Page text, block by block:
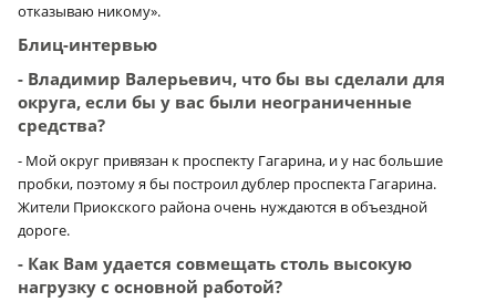
отказываю никому».
Блиц-интервью
- Владимир Валерьевич, что бы вы сделали для
округа, если бы у вас были неограниченные
средства?
- Мой округ привязан к проспекту Гагарина, и у нас большие
пробки, поэтому я бы построил дублер проспекта Гагарина.
Жители Приокского района очень нуждаются в объездной
дороге.
- Как Вам удается совмещать столь высокую
нагрузку с основной работой?